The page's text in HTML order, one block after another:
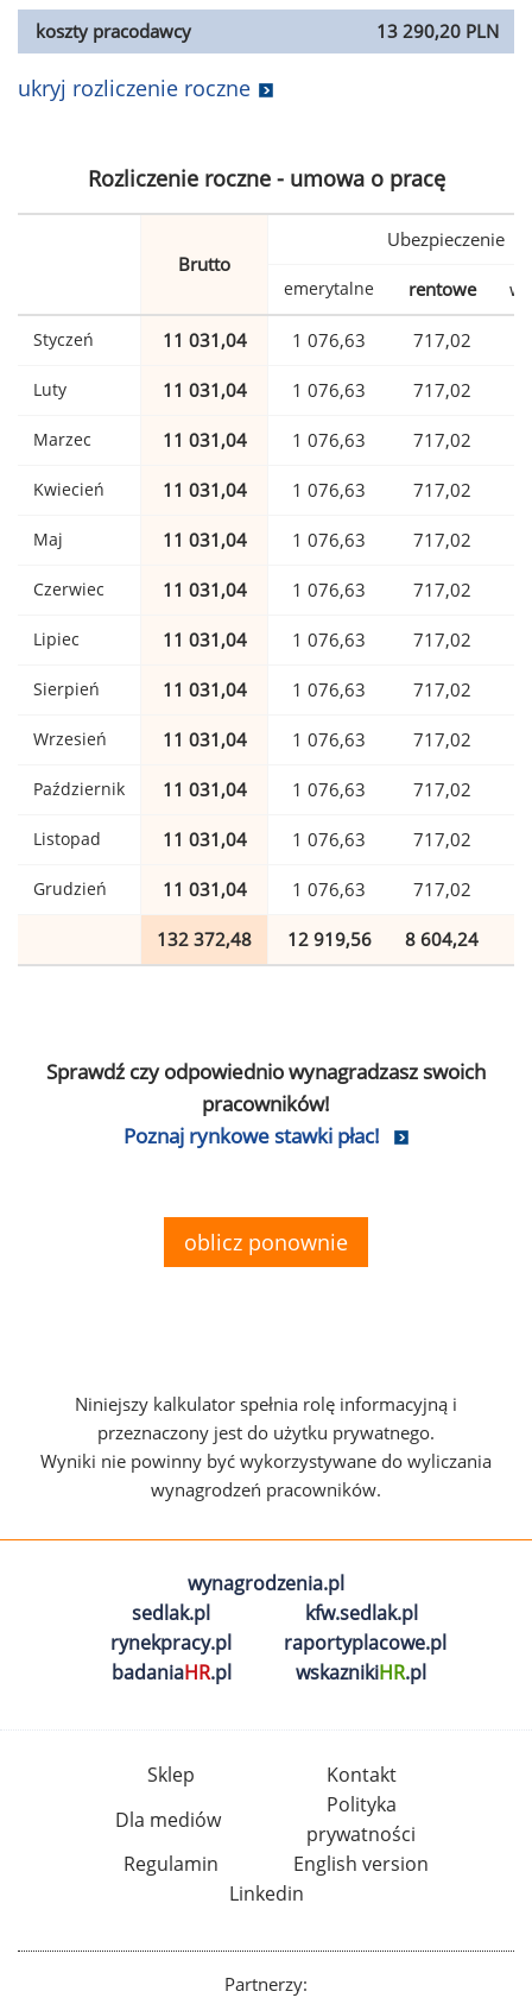
koszty pracodawcy
13 290,20 PLN
ukryj rozliczenie roczne
Rozliczenie roczne - umowa o pracę
Brutto
Ubezpieczenie
emerytalne rentowe
Styczeń 11 031,04 1 076,63 717,02
Luty 11 031,04 1 076,63 717,02
Marzec 11 031,04 1 076,63 717,02
Kwiecień 11 031,04 1 076,63 717,02
Maj 11 031,04 1 076,63 717,02
Czerwiec 11 031,04 1 076,63 717,02
Lipiec 11 031,04 1 076,63 717,02
Sierpień 11 031,04 1 076,63 717,02
Wrzesień 11 031,04 1 076,63 717,02
Październik 11 031,04 1 076,63 717,02
Listopad 11 031,04 1 076,63 717,02
Grudzień 11 031,04 1 076,63 717,02
132 372,48 12 919,56 8 604,24
Sprawdź czy odpowiednio wynagradzasz swoich
pracowników!
Poznaj rynkowe stawki płac!
oblicz ponownie
Niniejszy kalkulator spełnia rolę informacyjną i
przeznaczony jest do użytku prywatnego.
Wyniki nie powinny być wykorzystywane do wyliczania
wynagrodzeń pracowników.
wynagrodzenia.pl
sedlak.pl
kfw.sedlak.pl
rynekpracy.pl
raportyplacowe.pl
badaniaHR.pl wskaznikiHR.pl
Sklep
Kontakt
Dla mediów
Polityka
prywatności
Regulamin
English version
Linkedin
Partnerzy: